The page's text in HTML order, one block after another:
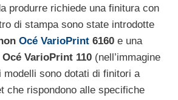
produrre richiede una finitura con
di stampa sono state introdotte
Océ VarioPrint 6160 e una
VarioPrint 110 (nell’immagine
modelli sono dotati di finitori a
che rispondono alle specifiche